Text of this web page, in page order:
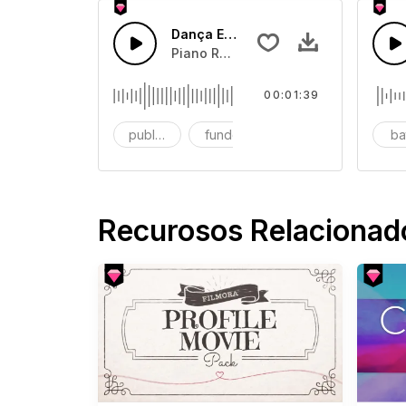
Dança Excêntrica Retro
Piano Retro atrevido com baixo e
publicidade fundo
00:01:39
Recurosos